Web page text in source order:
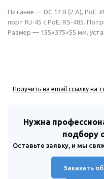
Питание — DC 12 В (2 А), РоЕ.
порт RJ-45 с РоЕ, RS-485.
Размер — 155×375×55 мм,
Получить на email ссылку на
Нужна
подбору
Оставьте заявку, и мы
Заказать